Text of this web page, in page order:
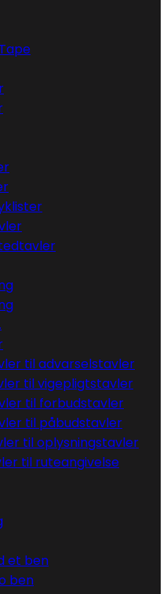
til advarselstavler
til vigepligtstavler
til forbudstavler
til påbudstavler
til oplysningstavler
til ruteangivelse
et ben
ben